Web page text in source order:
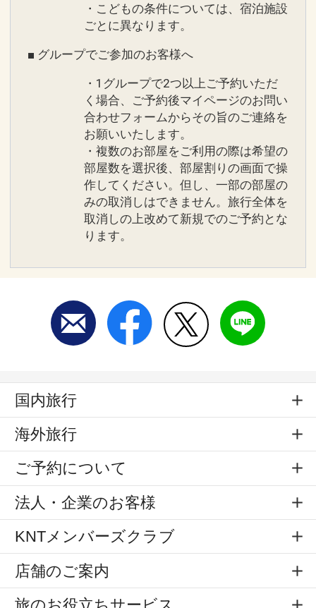
・こどもの条件については、宿泊施設
ごとに異なります。
■ グループでご参加のお客様へ
・1グループで2つ以上ご予約いただ
く場合、ご予約後マイページのお問い
合わせフォームからその旨のご連絡を
お願いいたします。
・複数のお部屋をご利用の際は希望の
部屋数を選択後、部屋割りの画面で操
作してください。但し、一部の部屋の
みの取消しはできません。旅行全体を
取消しの上改めて新規でのご予約とな
ります。
国内旅行
海外旅行
ご予約について
法人・企業のお客様
KNTメンバーズクラブ
店舗のご案内